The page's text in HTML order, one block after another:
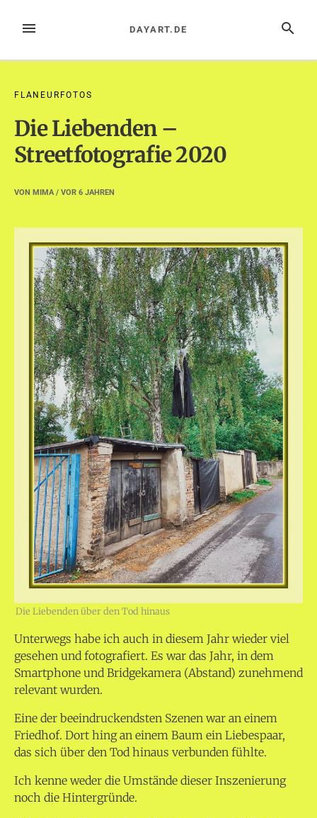
InhaltMENÜ SUCHE
DAYART.DE
FLANEURFOTOS
Die Liebenden –
Streetfotografie 2020
VON MIMA/ VOR 6 JAHREN
Die Liebenden über den Tod hinaus
Unterwegs habe ich auch in diesem Jahr wieder viel
gesehen und fotografiert. Es war das Jahr, in dem
Smartphone und Bridgekamera (Abstand) zunehmend
relevant wurden.
Eine der beeindruckendsten Szenen war an einem
Friedhof. Dort hing an einem Baum ein Liebespaar,
das sich über den Tod hinaus verbunden fühlte.
Ich kenne weder die Umstände dieser Inszenierung
noch die Hintergründe.